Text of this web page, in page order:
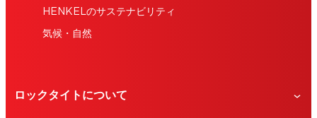
HENKELのサステナビリティ
気候・自然
ロックタイトについて